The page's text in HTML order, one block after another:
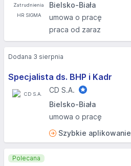
Bielsko-Biała
umowa o pracę
praca od zaraz
Specjalista ds. BHP i Kadr
CD S.A.
Bielsko-Biała
umowa o pracę
Szybkie aplikowanie
Dodana 3 sierpnia
Polecana